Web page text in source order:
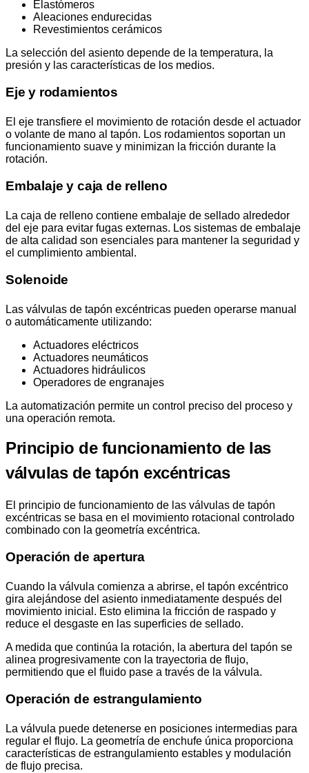
Elastómeros
Aleaciones endurecidas
Revestimientos cerámicos
La selección del asiento depende de la temperatura, la
presión y las características de los medios.
Eje y rodamientos
El eje transfiere el movimiento de rotación desde el actuador
o volante de mano al tapón. Los rodamientos soportan un
funcionamiento suave y minimizan la fricción durante la
rotación.
Embalaje y caja de relleno
La caja de relleno contiene embalaje de sellado alrededor
del eje para evitar fugas externas. Los sistemas de embalaje
de alta calidad son esenciales para mantener la seguridad y
el cumplimiento ambiental.
Solenoide
Las válvulas de tapón excéntricas pueden operarse manual
o automáticamente utilizando:
Actuadores eléctricos
Actuadores neumáticos
Actuadores hidráulicos
Operadores de engranajes
La automatización permite un control preciso del proceso y
una operación remota.
Principio de funcionamiento de las
válvulas de tapón excéntricas
El principio de funcionamiento de las válvulas de tapón
excéntricas se basa en el movimiento rotacional controlado
combinado con la geometría excéntrica.
Operación de apertura
Cuando la válvula comienza a abrirse, el tapón excéntrico
gira alejándose del asiento inmediatamente después del
movimiento inicial. Esto elimina la fricción de raspado y
reduce el desgaste en las superficies de sellado.
A medida que continúa la rotación, la abertura del tapón se
alinea progresivamente con la trayectoria de flujo,
permitiendo que el fluido pase a través de la válvula.
Operación de estrangulamiento
La válvula puede detenerse en posiciones intermedias para
regular el flujo. La geometría de enchufe única proporciona
características de estrangulamiento estables y modulación
de flujo precisa.